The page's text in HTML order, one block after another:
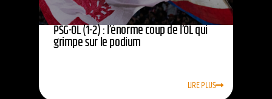
PSG-OL (1-2) : l’énorme coup de l’OL qui
grimpe sur le podium
LIRE PLUS